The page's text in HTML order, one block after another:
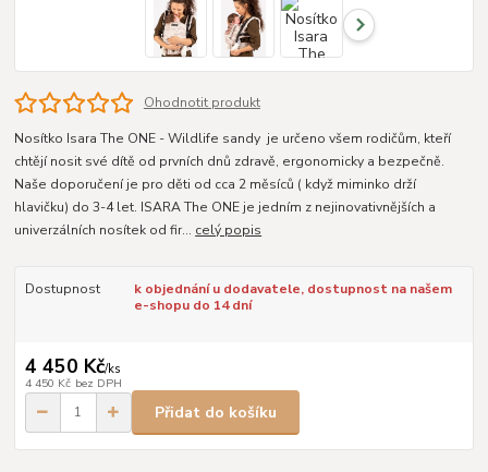
Ohodnotit produkt
Nosítko Isara The ONE - Wildlife sandy je určeno všem rodičům, kteří
chtějí nosit své dítě od prvních dnů zdravě, ergonomicky a bezpečně.
Naše doporučení je pro děti od cca 2 měsíců ( když miminko drží
hlavičku) do 3-4 let. ISARA The ONE je jedním z nejinovativnějších a
univerzálních nosítek od fir... celý popis
Dostupnost
k objednání u dodavatele, dostupnost na našem
e-shopu do 14 dní
4 450 Kč/ks
4 450 Kč bez DPH
Přidat do košíku